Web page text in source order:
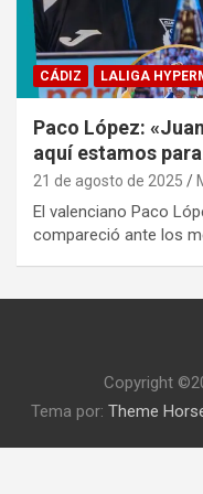
CÁDIZ LALIGA
Paco López:
aquí estamos
21 de agosto de 2025
El valenciano Paco
compareció ante los
Copyright
Tema por: Theme